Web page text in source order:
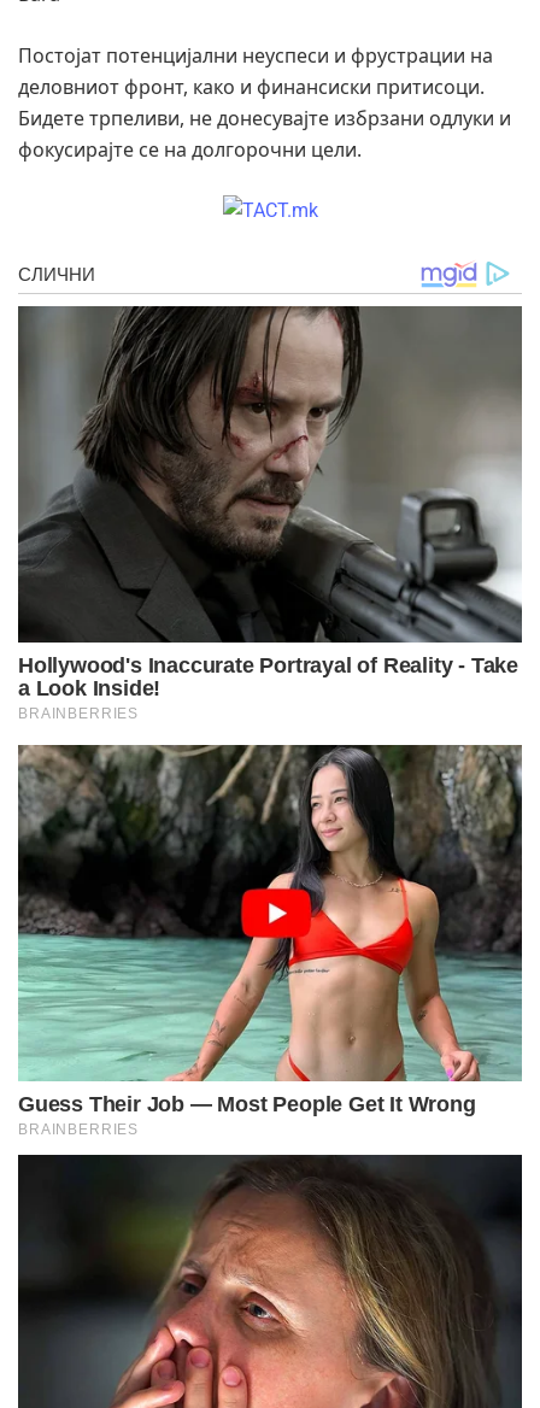
Постојат потенцијални неуспеси и фрустрации на
деловниот фронт, како и финансиски притисоци.
Бидете трпеливи, не донесувајте избрзани одлуки и
фокусирајте се на долгорочни цели.